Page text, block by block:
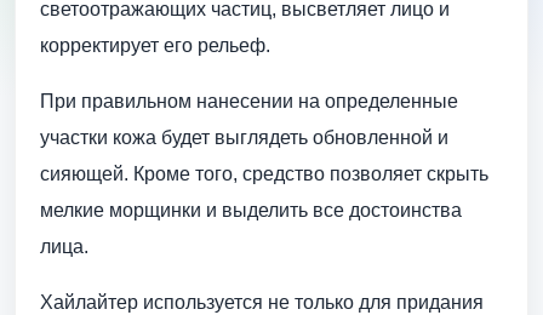
светоотражающих частиц, высветляет лицо и
корректирует его рельеф.
При правильном нанесении на определенные
участки кожа будет выглядеть обновленной и
сияющей. Кроме того, средство позволяет скрыть
мелкие морщинки и выделить все достоинства
лица.
Хайлайтер используется не только для придания